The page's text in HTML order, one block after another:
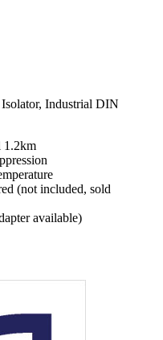
Industrial DIN
1.2km
(not included, sold
available)